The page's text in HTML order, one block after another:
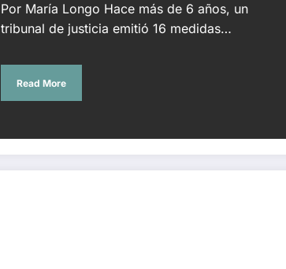
Por María Longo Hace más de 6 años, un
tribunal de justicia emitió 16 medidas…
Read More